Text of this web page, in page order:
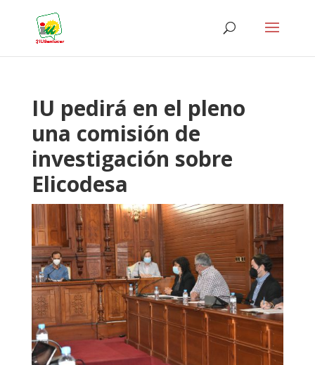
IU pedirá en el pleno
una comisión de
investigación sobre
Elicodesa